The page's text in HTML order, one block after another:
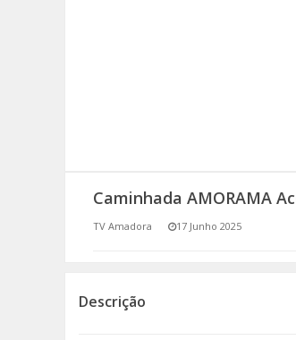
(RE) PENSAMENTOS
Caminhada AMORAMA
TV Amadora 17 Junho 2025
Descrição